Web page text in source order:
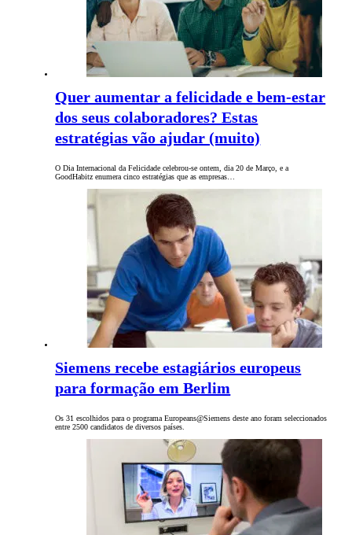
Quer aumentar a felicidade e bem-estar
dos seus colaboradores? Estas
estratégias vão ajudar (muito)
O Dia Internacional da Felicidade celebrou-se ontem, dia 20 de Março, e a
GoodHabitz enumera cinco estratégias que as empresas…
Siemens recebe estagiários europeus
para formação em Berlim
Os 31 escolhidos para o programa Europeans@Siemens deste ano foram seleccionados
entre 2500 candidatos de diversos países.